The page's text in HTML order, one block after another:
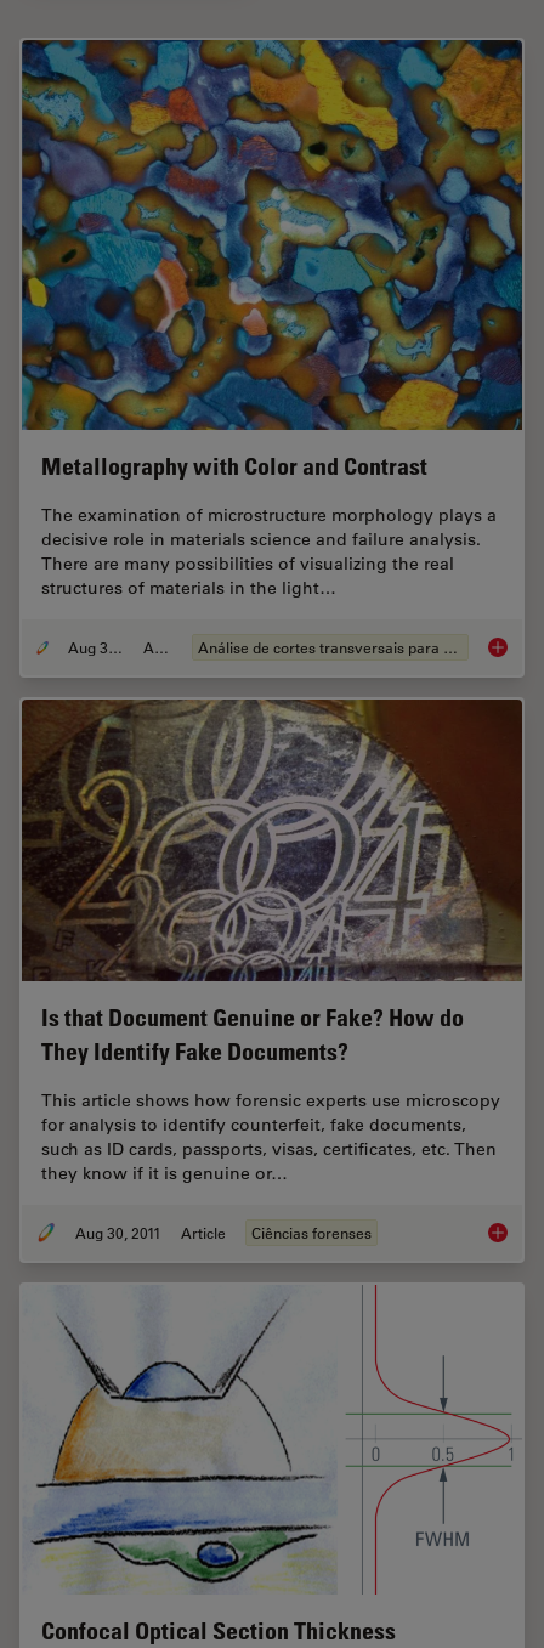
Metallography with Color and Contrast
The examination of microstructure morphology plays a
decisive role in materials science and failure analysis.
There are many possibilities of visualizing the real
structures of materials in the light…
Aug 30, 2011 Article Análise de cortes transversais para componentes eletrônicos
Is that Document Genuine or Fake? How do
They Identify Fake Documents?
This article shows how forensic experts use microscopy
for analysis to identify counterfeit, fake documents,
such as ID cards, passports, visas, certificates, etc. Then
they know if it is genuine or…
Aug 30, 2011 Article Ciências forenses Is that
Confocal Optical Section Thickness